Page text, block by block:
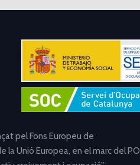
pel Fons Europeu de
la Unió Europea, en el marc del PO